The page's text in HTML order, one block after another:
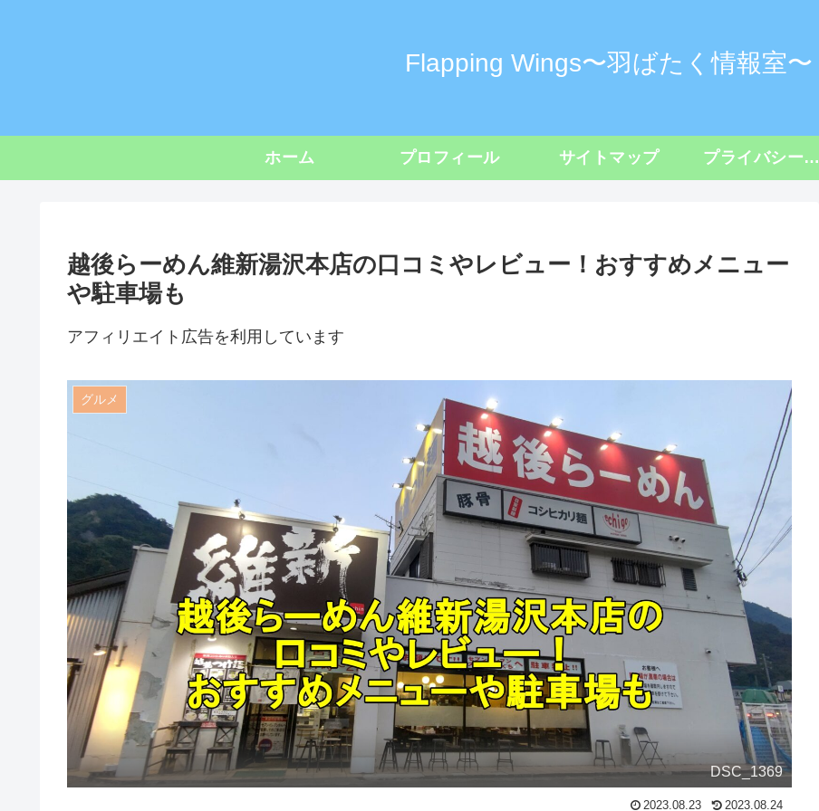
Flapping Wings〜羽ばたく情報室〜
ホーム プロフィール サイトマップ プライバシーポリシー
越後らーめん維新湯沢本店の口コミやレビュー！おすすめメニュー
や駐車場も
アフィリエイト広告を利用しています
グルメ
DSC_1369
2023.08.23 2023.08.24